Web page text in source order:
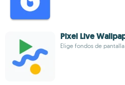
Pixel Live
Elige fondos de